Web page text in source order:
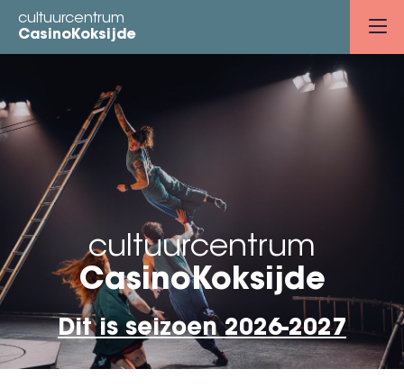
Overslaan
naar
inhoud
gaan
cultuurcentrum
CasinoKoksijde
cultuurcentrum
CasinoKoksijde
Dit is seizoen 2026-2027